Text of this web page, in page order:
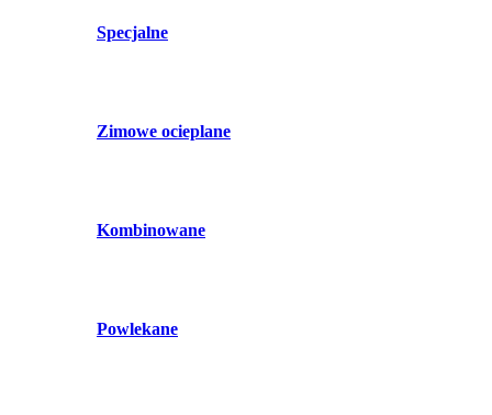
Specjalne
Zimowe ocieplane
Kombinowane
Powlekane